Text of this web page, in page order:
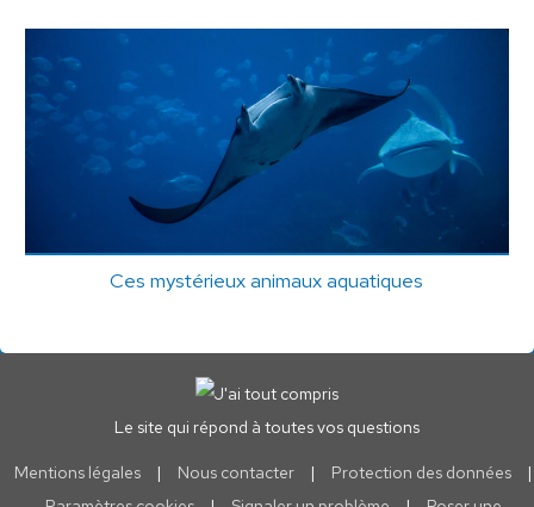
Ces mystérieux animaux aquatiques
Le site qui répond à toutes vos questions
Mentions légales | Nous contacter | Protection des données
|